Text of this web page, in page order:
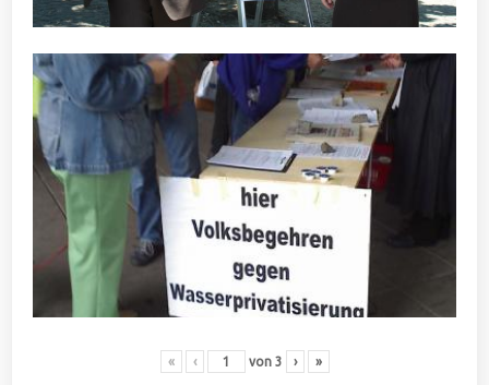
« ‹ von 3 › »